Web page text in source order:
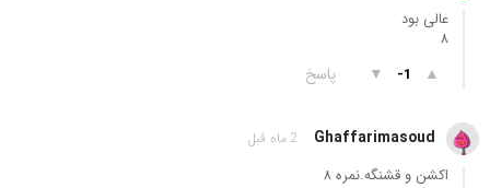
عالی بود
۸
▲
-1
▼ پاسخ
Ghaffarimasoud 2 ماه قبل
اکشن و قشنگه.نمره ۸